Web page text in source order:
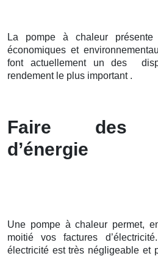
La pompe à chaleur
économiques et
font actuellement un des
rendement le plus important .
Faire des
d’énergie
Une pompe à chaleur permet,
moitié vos factures
électricité est très négligeable et